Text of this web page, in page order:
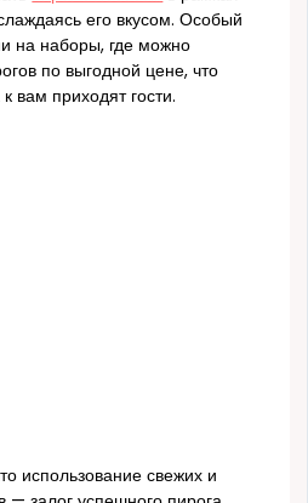
его вкусом. Особый
на наборы, где можно
по выгодной цене, что
вам приходят гости.
использование свежих и